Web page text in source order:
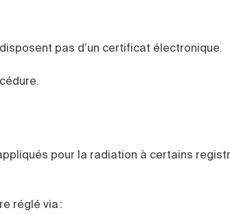
pas d’un certificat électronique.
pour la radiation à certains
réglé via :